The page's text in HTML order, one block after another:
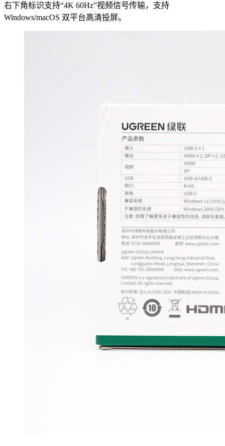
右下角标识支持“4K 60Hz”视频信号传输，支持
Windows/macOS 双平台高清投屏。